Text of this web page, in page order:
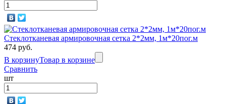
Стеклотканевая армировочная сетка 2*2мм, 1м*20пог.м
474 руб.
В корзинуТовар в корзине
Сравнить
шт